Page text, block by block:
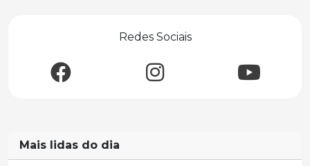
Redes Sociais
Mais lidas do dia